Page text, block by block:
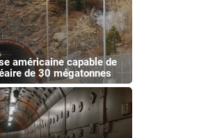
américaine capable de
de 30 mégatonnes